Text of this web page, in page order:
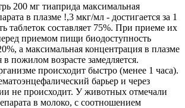
200 мг тиаприда максимальная
в плазме !,3 мкг/мл - достигается за 1
таблеток составляет 75%. При приеме их
приемом пищи биодоступность
а максимальная концентрация в плазме
пожилом возрасте замедляется.
происходит быстро (менее 1 часа).
барьер и через
не происходит. У животных отмечали
в молоко, с соотношением